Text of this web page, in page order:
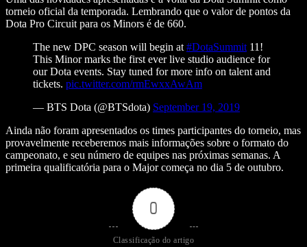
torneio oficial da temporada. Lembrando que o valor de pontos da
Dota Pro Circuit para os Minors é de 660.
The new DPC season will begin at #DotaSummit 11!
This Minor marks the first ever live studio audience for
our Dota events. Stay tuned for more info on talent and
tickets. pic.twitter.com/rmEwxxAwAm
— BTS Dota (@BTSdota) September 19, 2019
Ainda não foram apresentados os times participantes do torneio, mas
provavelmente receberemos mais informações sobre o formato do
campeonato, e seu número de equipes nas próximas semanas. A
primeira qualificatória para o Major começa no dia 5 de outubro.
0
Classificação do artigo